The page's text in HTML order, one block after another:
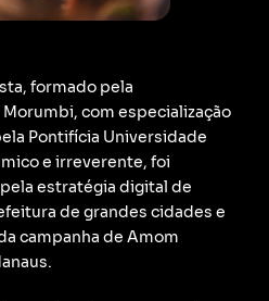
formado pela
com especialização
Pontifícia Universidade
e irreverente, foi
estratégia digital de
de grandes cidades e
campanha de Amom